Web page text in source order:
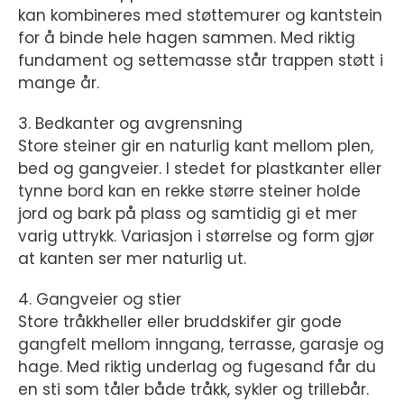
kan kombineres med støttemurer og kantstein
for å binde hele hagen sammen. Med riktig
fundament og settemasse står trappen støtt i
mange år.
3. Bedkanter og avgrensning
Store steiner gir en naturlig kant mellom plen,
bed og gangveier. I stedet for plastkanter eller
tynne bord kan en rekke større steiner holde
jord og bark på plass og samtidig gi et mer
varig uttrykk. Variasjon i størrelse og form gjør
at kanten ser mer naturlig ut.
4. Gangveier og stier
Store tråkkheller eller bruddskifer gir gode
gangfelt mellom inngang, terrasse, garasje og
hage. Med riktig underlag og fugesand får du
en sti som tåler både tråkk, sykler og trillebår.